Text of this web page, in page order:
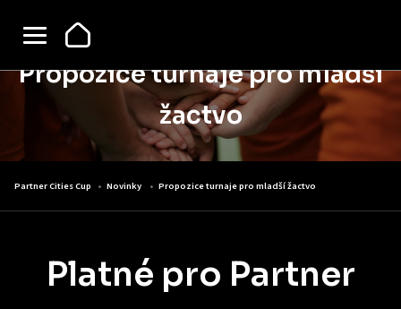
Propozice turnaje pro mladší
žactvo
Partner Cities Cup Novinky Propozice turnaje pro mladší žactvo
Platné pro Partner